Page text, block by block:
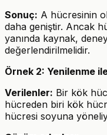
Sonuç: A hücresinin
daha geniştir. Ancak
yanında kaynak,
değerlendirilmelidir.
Örnek 2: Yenilenme
Verilenler: Bir kök
hücreden biri kök
hücresi soyuna